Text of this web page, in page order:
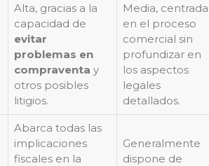
Alta, gracias a la
capacidad de
evitar
problemas en
compraventa y
otros posibles
litigios.
Media, centrada
en el proceso
comercial sin
profundizar en
los aspectos
legales
detallados.
Abarca todas las
implicaciones
fiscales en la
Generalmente
dispone de